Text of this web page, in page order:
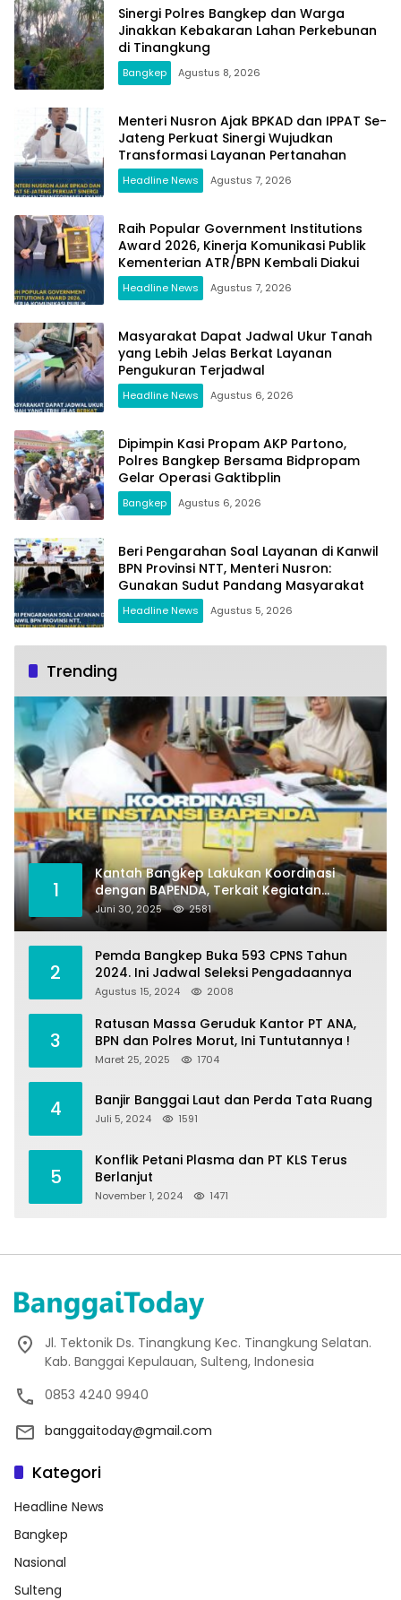
Sinergi Polres Bangkep dan Warga
Jinakkan Kebakaran Lahan Perkebunan
di Tinangkung
Bangkep Agustus 8, 2026
Menteri Nusron Ajak BPKAD dan IPPAT Se-
Jateng Perkuat Sinergi Wujudkan
Transformasi Layanan Pertanahan
Headline News Agustus 7, 2026
Raih Popular Government Institutions
Award 2026, Kinerja Komunikasi Publik
Kementerian ATR/BPN Kembali Diakui
Headline News Agustus 7, 2026
Masyarakat Dapat Jadwal Ukur Tanah
yang Lebih Jelas Berkat Layanan
Pengukuran Terjadwal
Headline News Agustus 6, 2026
Dipimpin Kasi Propam AKP Partono,
Polres Bangkep Bersama Bidpropam
Gelar Operasi Gaktibplin
Bangkep Agustus 6, 2026
Beri Pengarahan Soal Layanan di Kanwil
BPN Provinsi NTT, Menteri Nusron:
Gunakan Sudut Pandang Masyarakat
Headline News Agustus 5, 2026
Trending
1
Kantah Bangkep Lakukan Koordinasi
dengan BAPENDA, Terkait Kegiatan
Fasilitasi Penilaian Tanah dan Ekonomi
Pertanahan
Juni 30, 2025 2581
2
Pemda Bangkep Buka 593 CPNS Tahun
2024. Ini Jadwal Seleksi Pengadaannya
Agustus 15, 2024 2008
3
Ratusan Massa Geruduk Kantor PT ANA,
BPN dan Polres Morut, Ini Tuntutannya !
Maret 25, 2025 1704
4 Banjir Banggai Laut dan Perda Tata Ruang
Juli 5, 2024 1591
5
Konflik Petani Plasma dan PT KLS Terus
Berlanjut
November 1, 2024 1471
Jl. Tektonik Ds. Tinangkung Kec. Tinangkung Selatan.
Kab. Banggai Kepulauan, Sulteng, Indonesia
0853 4240 9940
banggaitoday@gmail.com
Kategori
Headline News
Bangkep
Nasional
Sulteng